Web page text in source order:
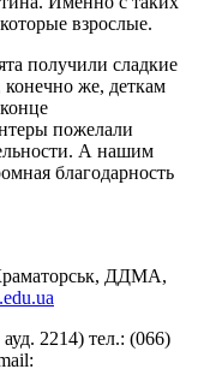
взрослые.
получили сладкие
же, деткам
пожелали
А нашим
благодарность
ДДМА,
2214) тел.: (066)